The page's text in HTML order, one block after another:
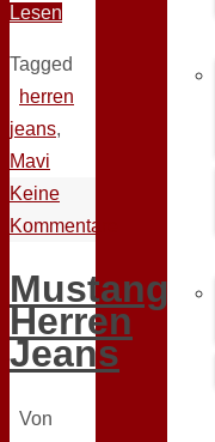
Lesen
Tagged
herren
jeans,
Mavi
Keine
Kommentare
Mustang
Herren
Jeans
Von